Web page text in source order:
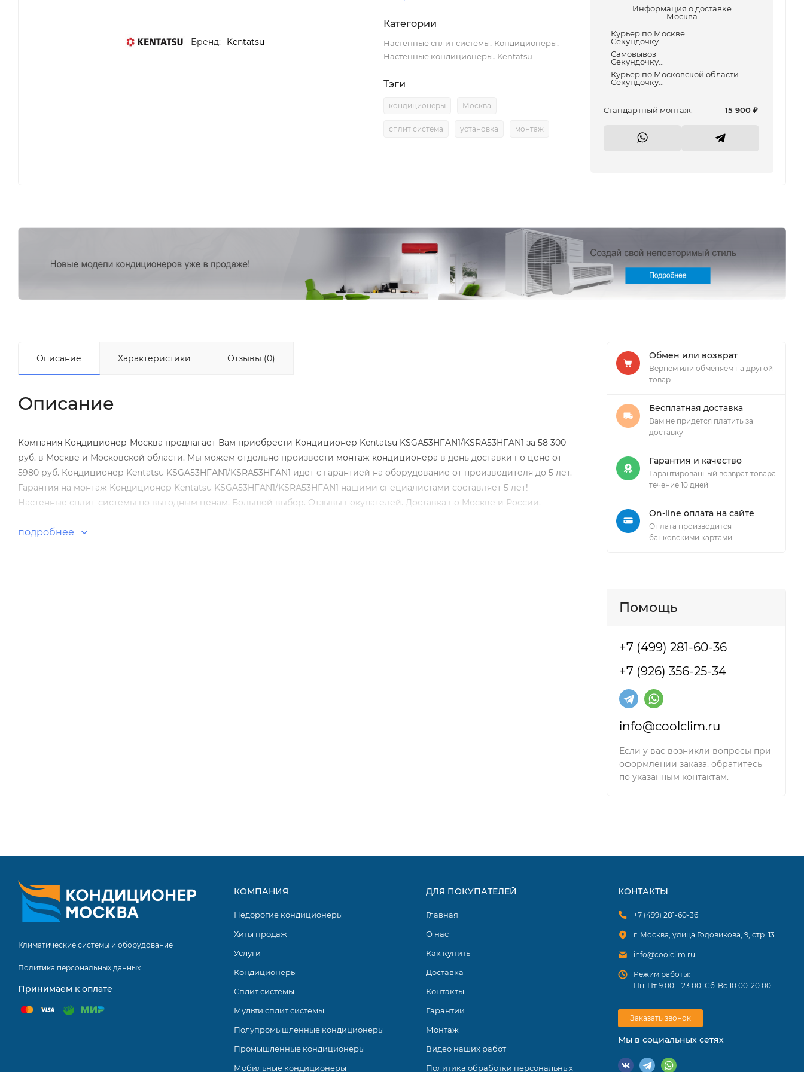
Бренд: Kentatsu
Категории
Настенные сплит системы, Кондиционеры,
Настенные кондиционеры, Kentatsu
Тэги
кондиционеры Москва
сплит система установка монтаж
Информация о доставке
Москва
Курьер по Москве
Секундочку...
Самовывоз
Секундочку...
Курьер по Московской области
Секундочку...
Cтандартный монтаж: 15 900 ₽
Описание Характеристики Отзывы (0)
Описание
Компания Кондиционер-Москва предлагает Вам приобрести Кондиционер Kentatsu KSGA53HFAN1/KSRA53HFAN1 за 58 300
руб. в Москве и Московской области. Мы можем отдельно произвести монтаж кондиционера в день доставки по цене от
5980 руб. Кондиционер Kentatsu KSGA53HFAN1/KSRA53HFAN1 идет с гарантией на оборудование от производителя до 5 лет.
Гарантия на монтаж Кондиционер Kentatsu KSGA53HFAN1/KSRA53HFAN1 нашими специалистами составляет 5 лет!
Настенные сплит-системы по выгодным ценам. Большой выбор. Отзывы покупателей. Доставка по Москве и России.
подробнее
Обмен или возврат
Вернем или обменяем на другой
товар
Бесплатная доставка
Вам не придется платить за
доставку
Гарантия и качество
Гарантированный возврат товара
течение 10 дней
On-line оплата на сайте
Оплата производится
банковскими картами
Помощь
+7 (499) 281-60-36
+7 (926) 356-25-34
info@coolclim.ru
Если у вас возникли вопросы при
оформлении заказа, обратитесь
по указанным контактам.
Климатические системы и оборудование
Политика персональных данных
Принимаем к оплате
КОМПАНИЯ
Недорогие кондиционеры
Хиты продаж
Услуги
Кондиционеры
Сплит системы
Мульти сплит системы
Полупромышленные кондиционеры
Промышленные кондиционеры
Мобильные кондиционеры
ДЛЯ ПОКУПАТЕЛЕЙ
Главная
О нас
Как купить
Доставка
Контакты
Гарантии
Монтаж
Видео наших работ
Политика обработки персональных
КОНТАКТЫ
+7 (499) 281-60-36
г. Москва, улица Годовикова, 9, стр. 13
info@coolclim.ru
Режим работы:
Пн-Пт 9:00—23:00; Сб-Вс 10:00-20:00
Заказать звонок
Мы в социальных сетях